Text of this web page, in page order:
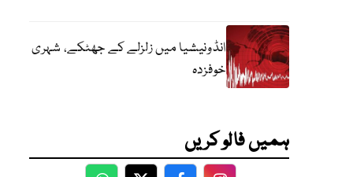
انڈونیشیا میں زلزلے کے جھٹکے، شہری
خوفزدہ
ہمیں فالو کریں